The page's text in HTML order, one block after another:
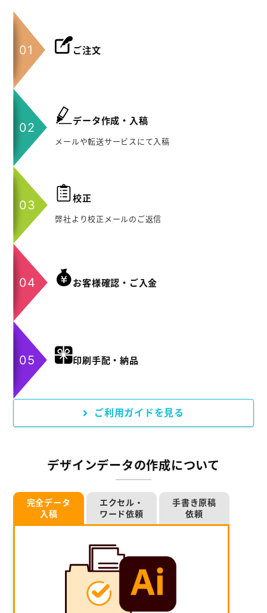
ご注文
データ作成・入稿
メールや転送サービスにて入稿
校正
弊社より校正メールのご返信
お客様確認・ご入金
印刷手配・納品
ご利用ガイドを見る
デザインデータの作成について
完全データ
入稿
エクセル・
ワード依頼
手書き原稿
依頼